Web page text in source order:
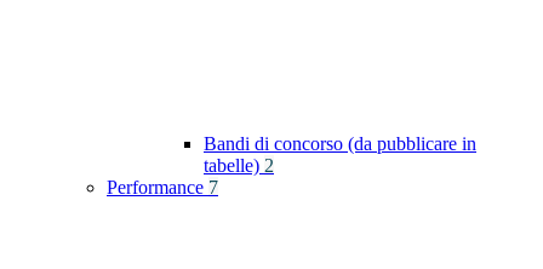
Bandi di concorso (da pubblicare in
tabelle) 2
Performance 7